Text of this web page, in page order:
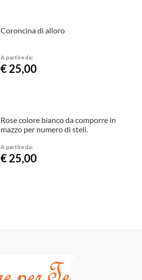
Coroncina di alloro
A partire da:
€ 25,00
Rose colore bianco da comporre in
mazzo per numero di steli.
A partire da:
€ 25,00